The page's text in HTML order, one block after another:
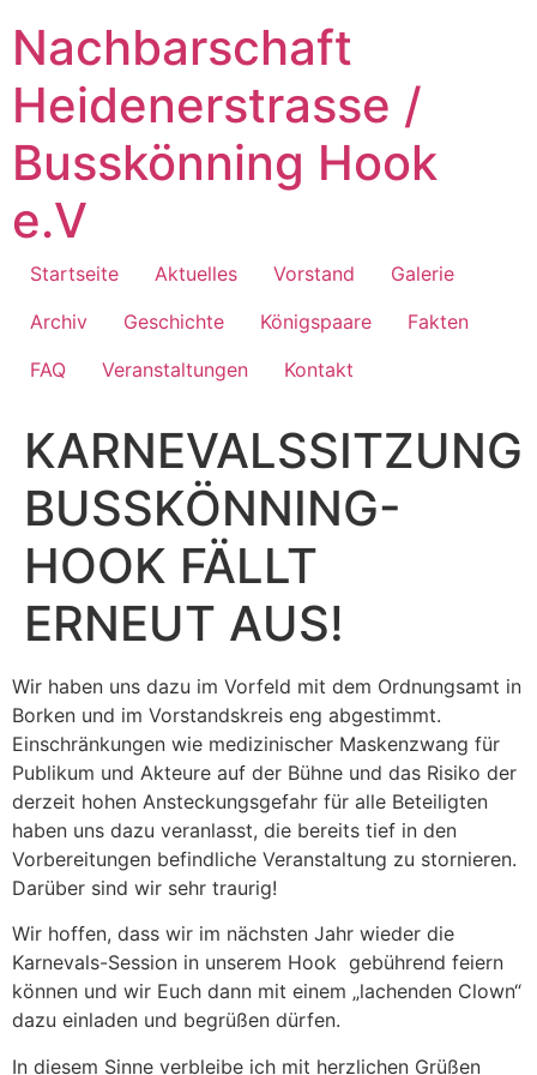
Inhalt
springen
Nachbarschaft
Heidenerstrasse /
Busskönning Hook
e.V
Startseite Aktuelles Vorstand
Galerie
Archiv
Geschichte Königspaare
Fakten
FAQ
Veranstaltungen Kontakt
KARNEVALSSITZUNG
BUSSKÖNNING-
HOOK FÄLLT
ERNEUT AUS!
Wir haben uns dazu im Vorfeld mit dem Ordnungsamt in
Borken und im Vorstandskreis eng abgestimmt.
Einschränkungen wie medizinischer Maskenzwang für
Publikum und Akteure auf der Bühne und das Risiko der
derzeit hohen Ansteckungsgefahr für alle Beteiligten
haben uns dazu veranlasst, die bereits tief in den
Vorbereitungen befindliche Veranstaltung zu stornieren.
Darüber sind wir sehr traurig!
Wir hoffen, dass wir im nächsten Jahr wieder die
Karnevals-Session in unserem Hook gebührend feiern
können und wir Euch dann mit einem „lachenden Clown“
dazu einladen und begrüßen dürfen.
In diesem Sinne verbleibe ich mit herzlichen Grüßen